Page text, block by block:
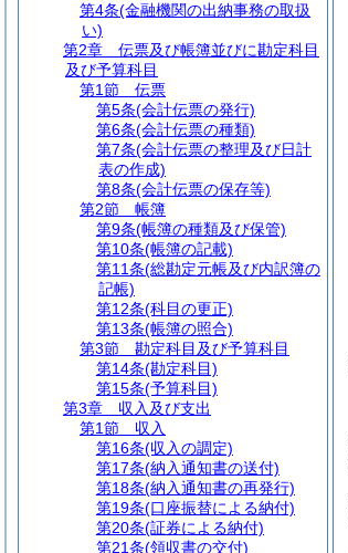
第4条(金融機関の出納事務の取扱
い)
第2章
伝票及び帳簿並びに勘定科目
及び予算科目
第1節
伝票
第5条(会計伝票の発行)
第6条(会計伝票の種類)
第7条(会計伝票の整理及び日計
表の作成)
第8条(会計伝票の保存等)
第2節
帳簿
第9条(帳簿の種類及び保管)
第10条(帳簿の記載)
第11条(総勘定元帳及び内訳簿の
記帳)
第12条(科目の更正)
第13条(帳簿の照合)
第3節
勘定科目及び予算科目
第14条(勘定科目)
第15条(予算科目)
第3章
収入及び支出
第1節
収入
第16条(収入の調定)
第17条(納入通知書の送付)
第18条(納入通知書の再発行)
第19条(口座振替による納付)
第20条(証券による納付)
第21条(領収書の交付)